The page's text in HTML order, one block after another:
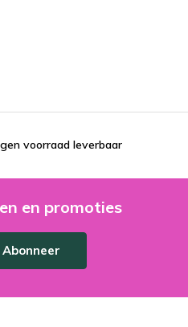
voorraad leverbaar
en promoties
Abonneer